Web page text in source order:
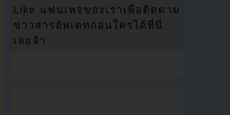
Like แฟนเพจของเราเพื่อติดตาม
ข่าวสารอัพเดทก่อนใครได้ที่นี่
เลยจ้า